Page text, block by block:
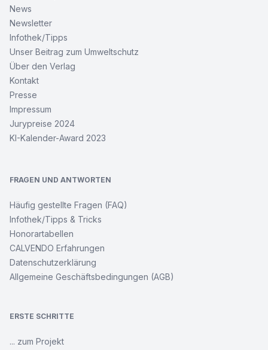
News
Newsletter
Infothek/Tipps
Unser Beitrag zum Umweltschutz
Über den Verlag
Kontakt
Presse
Impressum
Jurypreise 2024
KI-Kalender-Award 2023
FRAGEN UND ANTWORTEN
Häufig gestellte Fragen (FAQ)
Infothek/Tipps & Tricks
Honorartabellen
CALVENDO Erfahrungen
Datenschutzerklärung
Allgemeine Geschäftsbedingungen (AGB)
ERSTE SCHRITTE
... zum Projekt